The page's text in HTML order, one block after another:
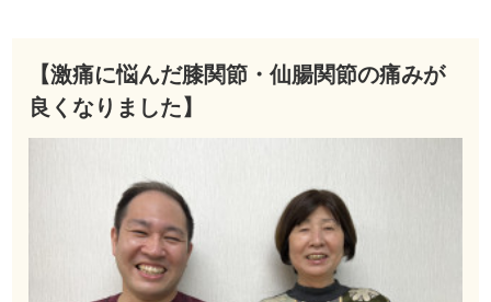
【激痛に悩んだ膝関節・仙腸関節の痛みが
良くなりました】